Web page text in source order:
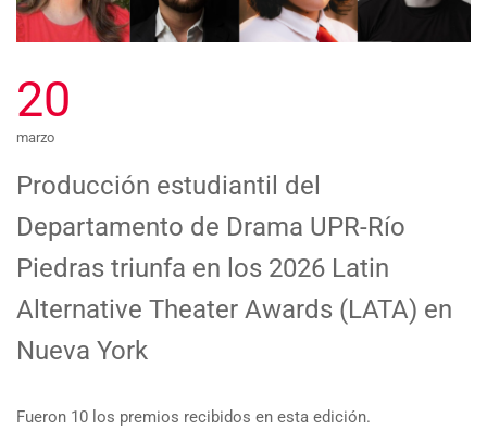
20
marzo
Producción estudiantil del
Departamento de Drama UPR-Río
Piedras triunfa en los 2026 Latin
Alternative Theater Awards (LATA) en
Nueva York
Fueron 10 los premios recibidos en esta edición.